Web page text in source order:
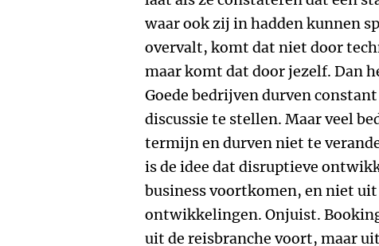
waar ook zij in hadden kunnen
overvalt, komt dat niet door
maar komt dat door jezelf. Dan
Goede bedrijven durven
discussie te stellen. Maar veel
termijn en durven niet te
is de idee dat disruptieve
business voortkomen, en niet
ontwikkelingen. Onjuist.
uit de reisbranche voort, maar